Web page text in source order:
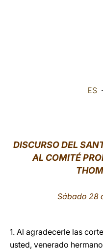
ES
DISCURSO DEL
AL COMITÉ
Sábado 28
1. Al agradecerle las
usted, venerado